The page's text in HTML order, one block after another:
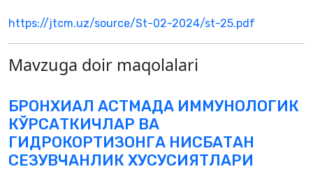
https://jtcm.uz/source/St-02-2024/st-25.pdf
Mavzuga doir maqolalari
БРОНХИАЛ АСТМАДА ИММУНОЛОГИК
КЎРСАТКИЧЛАР ВА
ГИДРОКОРТИЗОНГА НИСБАТАН
СЕЗУВЧАНЛИК ХУСУСИЯТЛАРИ